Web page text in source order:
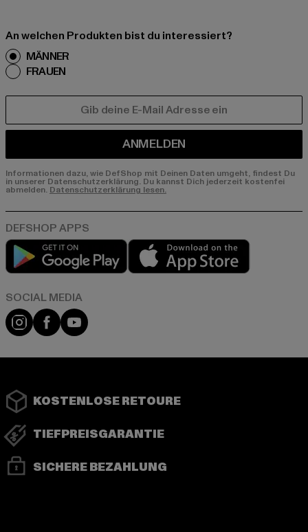
An welchen Produkten bist du interessiert?
MÄNNER
FRAUEN
ANMELDEN
Informationen dazu, wie DefShop mit Deinen Daten umgeht, findest Du
in unserer Datenschutzerklärung. Du kannst Dich jederzeit kostenfei
abmelden.Datenschutzerklärung lesen.
Play market
Instagram
FacebookYouTube
KOSTENLOSE RETOURE
TIEFPREISGARANTIE
SICHERE BEZAHLUNG